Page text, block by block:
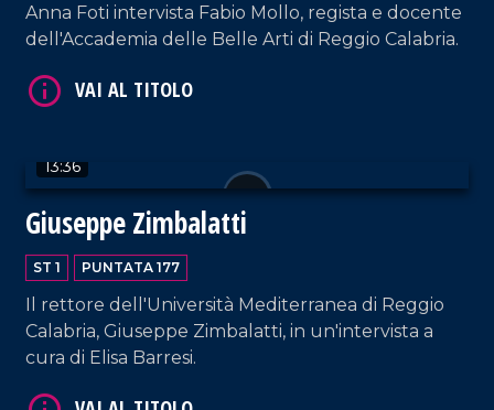
Anna Foti intervista Fabio Mollo, regista e docente
dell'Accademia delle Belle Arti di Reggio Calabria.
13:36
Giuseppe Zimbalatti
ST 1 PUNTATA 177
Il rettore dell'Università Mediterranea di Reggio
Calabria, Giuseppe Zimbalatti, in un'intervista a
cura di Elisa Barresi.
VAI AL TITOLO